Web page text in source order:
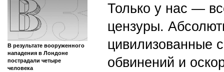
В результате вооруженного
нападения в Лондоне
пострадали четыре
человека
Только у нас —
цензуры.
цивилизованные
обвинений и